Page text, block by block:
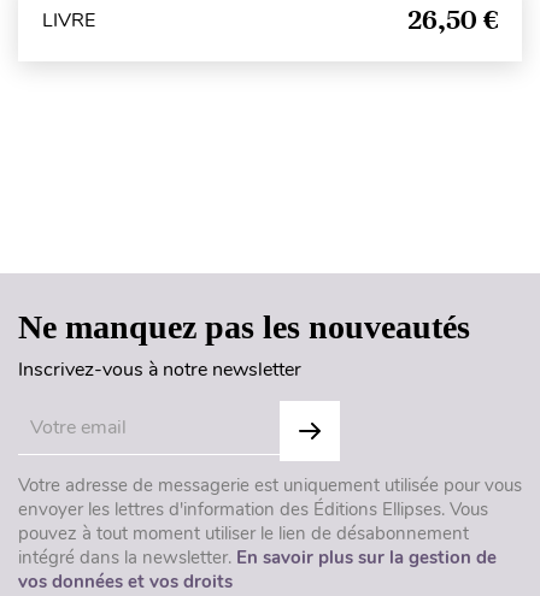
LIVRE 26,50 €
Ne manquez pas les nouveautés
Inscrivez-vous à notre newsletter
Votre adresse de messagerie est uniquement utilisée pour vous
envoyer les lettres d'information des Éditions Ellipses. Vous
pouvez à tout moment utiliser le lien de désabonnement
intégré dans la newsletter. En savoir plus sur la gestion de
vos données et vos droits